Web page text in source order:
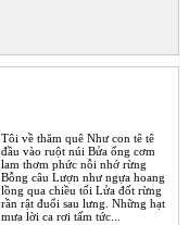
Tôi về thăm quê Như con tê tê
đầu vào ruột núi Bửa ống cơm
lam thơm phức nỗi nhớ rừng
Bỗng câu Lượn như ngựa hoang
lồng qua chiều tối Lửa đốt rừng
rần rật đuổi sau lưng. Những hạt
mưa lời ca rơi tấm tức...